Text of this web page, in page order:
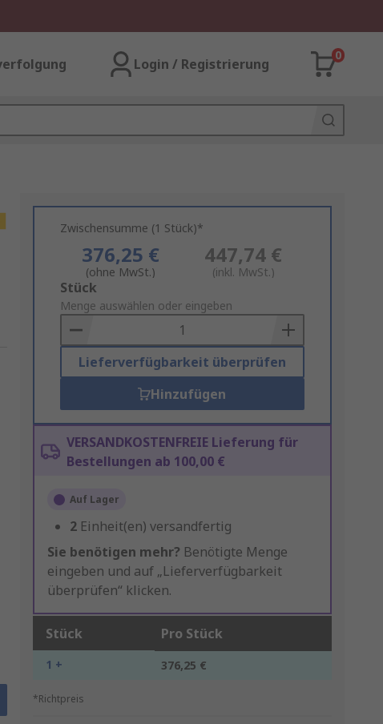
Login / Registrierung
0
Zwischensumme (1 Stück)*
376,25 €
(ohne MwSt.)
447,74 €
(inkl. MwSt.)
Add
to
Basket
Stück
Menge auswählen oder eingeben
Lieferverfügbarkeit überprüfen
Hinzufügen
VERSANDKOSTENFREIE Lieferung für
Bestellungen ab 100,00 €
Auf Lager
2 Einheit(en) versandfertig
Sie benötigen mehr? Benötigte Menge
eingeben und auf „Lieferverfügbarkeit
überprüfen“ klicken.
Stück Pro Stück
1 + 376,25 €
*Richtpreis